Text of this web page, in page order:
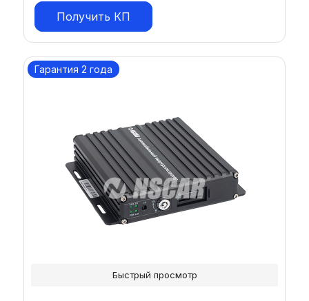
Получить КП
Гарантия 2 года
Быстрый просмотр